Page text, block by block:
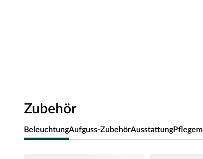
beigefügten Montageanleitungen.
Zubehör
BeleuchtungAufguss-ZubehörAusstattung